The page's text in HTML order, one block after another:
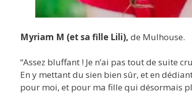
Myriam M (et sa fille Lili), de Mulhouse.
“Assez bluffant ! Je n’ai pas tout de suite
En y mettant du sien bien sûr, et en
pour moi, et pour ma fille qui désormais